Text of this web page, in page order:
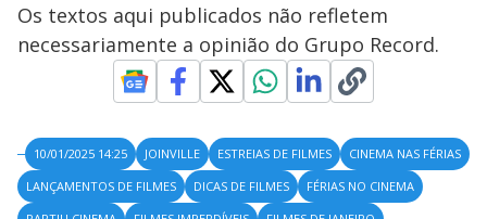
Os textos aqui publicados não refletem
necessariamente a opinião do Grupo Record.
10/01/2025 14:25 JOINVILLE ESTREIAS DE FILMES
CINEMA NAS FÉRIAS
LANÇAMENTOS DE FILMES
DICAS DE FILMES
FÉRIAS NO CINEMA